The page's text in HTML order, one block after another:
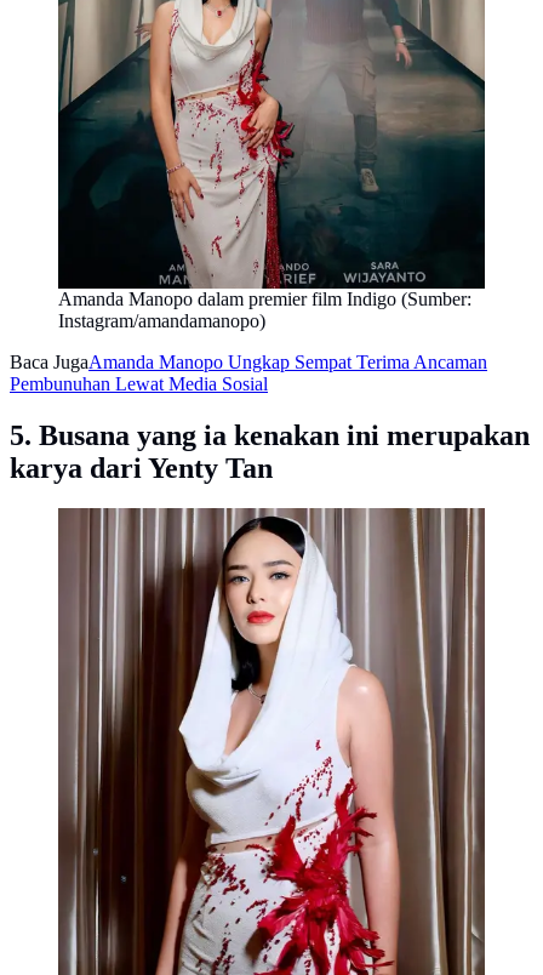
Amanda Manopo dalam premier film Indigo (Sumber:
Instagram/amandamanopo)
Baca JugaAmanda Manopo Ungkap Sempat Terima Ancaman
Pembunuhan Lewat Media Sosial
5. Busana yang ia kenakan ini merupakan
karya dari Yenty Tan